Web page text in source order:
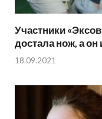
Участники
достала нож, а он
18.09.2021